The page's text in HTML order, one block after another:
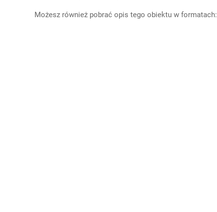
Możesz również pobrać opis tego obiektu w formatach: